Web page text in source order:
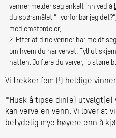
venner melder seg enkelt inn ved å
du spørsmålet "Hvorfor bør jeg
medlemsfordeler).
Etter at dine venner har meldt
om hvem du har vervet. Fyll ut
hatten. Jo flere du verver, jo større
Vi trekker fem (!) heldige
*Husk å tipse din(e) utvalgt(e)
kan verve en venn. Vi lover at
betydelig mye høyere enn å